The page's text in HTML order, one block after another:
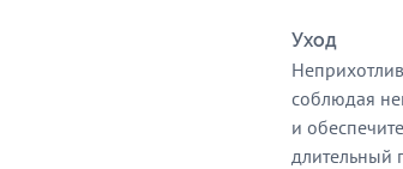
Уход
соблюдая
и
длительный